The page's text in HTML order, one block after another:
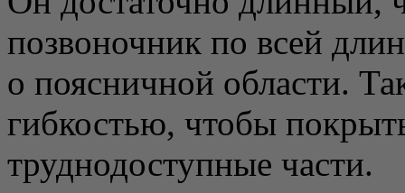
позвоночник по всей
о поясничной области.
гибкостью, чтобы
труднодоступные части.